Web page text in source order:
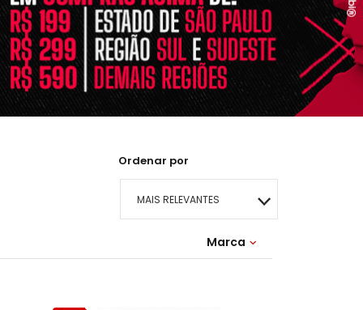
Ordenar por
MAIS RELEVANTES
MAIS VENDIDOSMarca